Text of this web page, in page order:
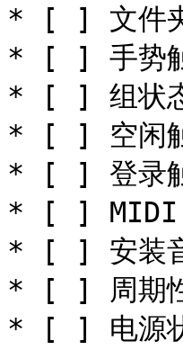
* [ ] 文件
* [ ] 手势
* [ ] 组状态
* [ ] 空闲
* [ ] 登录
* [ ] MIDI
* [ ] 安装音
* [ ] 周期
* [ ] 电源状